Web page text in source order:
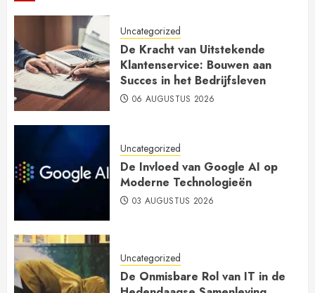
Uncategorized
De Kracht van Uitstekende
Klantenservice: Bouwen aan
Succes in het Bedrijfsleven
06 AUGUSTUS 2026
Uncategorized
De Invloed van Google AI op
Moderne Technologieën
03 AUGUSTUS 2026
Uncategorized
De Onmisbare Rol van IT in de